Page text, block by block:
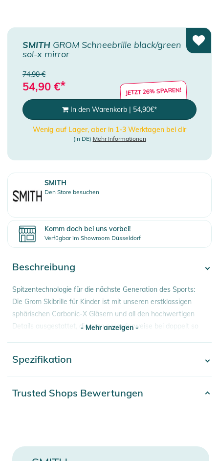
SMITH GROM Schneebrille black/green
sol-x mirror
74,90 €
54,90 €* JETZT 26% SPAREN!
In den Warenkorb | 54,90€*
Wenig auf Lager, aber in 1-3 Werktagen bei dir
(in DE) Mehr Informationen
SMITH
Den Store besuchen
Komm doch bei uns vorbei!
Verfügbar im Showroom Düsseldorf
Beschreibung
Spitzentechnologie für die nächste Generation des Sports:
Die Grom Skibrille für Kinder ist mit unseren erstklassigen
sphärischen Carbonic-X Gläsern und all den hochwertigen
Details ausgestattet, die man normalerweise bei doppelt so
durch ein großes Innenvolumen sowie ein Anti- Beschlag-
System und einen frechen Stil, wie man ihn noch nie bei einer
Kontraste und Farben für mehr Kontrast und Detailschärfe
- Mehr anzeigen -
Spezifikation
Trusted Shops Bewertungen